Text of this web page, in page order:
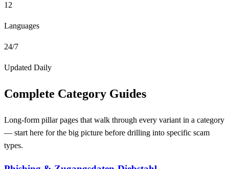
12
Languages
24/7
Updated Daily
Complete Category Guides
Long-form pillar pages that walk through every variant in a category
— start here for the big picture before drilling into specific scam
types.